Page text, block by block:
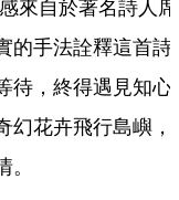
來自於著名詩人席
的手法詮釋這首詩
待，終得遇見知心
幻花卉飛行島嶼，
。